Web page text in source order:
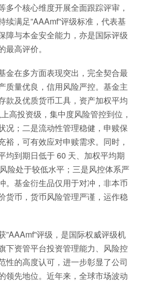
多个核心维度开展全面跟踪评审，
续满足”AAAmf”评级标准，代表基
障与本金安全能力，亦是国际评级
高评价。
金在多方面表现突出，完全契合最
质量优良，信用风险严控。基金主
款及优质货币工具，资产加权平均
高投资级，集中度风险管控到位，
况；二是流动性管理稳健，申赎保
裕，可有效应对申赎需求。同时，
均到期日低于 60 天、加权平均期
险处于较低水平；三是风控体系严
。基金衍生品仅用于对冲，非本币
货币，货币风险管理严谨，运作稳
”AAAmf”评级，是国际权威评级机
下资管平台投资管理能力、风险控
性的高度认可，进一步彰显了公司
领先地位。近年来，全球市场波动